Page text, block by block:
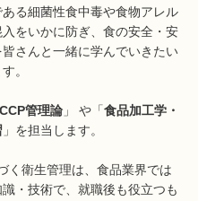
る細菌性食中毒や食物アレル
をいかに防ぎ、食の安全・安
さんと一緒に学んでいきたい
。
管理論 」 や「食品加工学・
」を担当します。
く衛生管理は、食品業界では
・技術で、就職後も役立つも